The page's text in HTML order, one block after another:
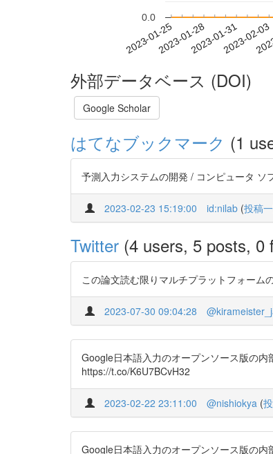
2023-01-252023-01-282023-01-312023-02-03
0.0
外部データベース (DOI)
Google Scholar
はてなブックマーク (1
予測入力システムの開発 / コンピュータ ソ
2023-02-23 15:19:00 id:nilab (投稿
Twitter (4 users, 5 posts, 0
この論文読む限りマルチプラットフォー
2023-07-30 09:04:28
Google日本語入力のオープンソース版の
https://t.co/K6U7BCvH32
2023-02-22 23:11:00 @nishiokya (
Google日本語入力のオープンソース版の